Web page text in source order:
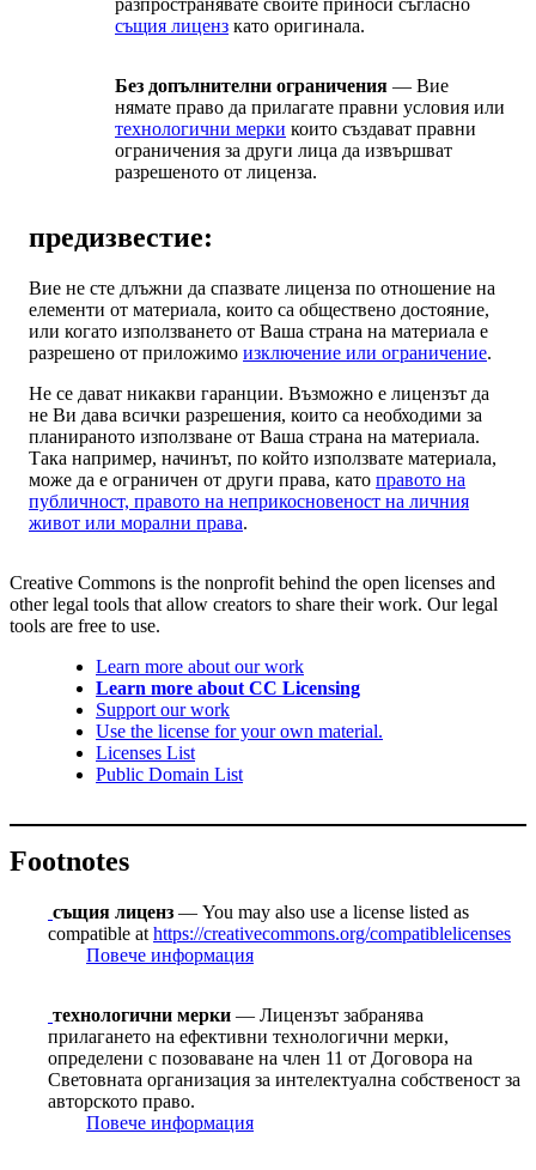
разпространявате своите приноси съгласно
същия лиценз като оригинала.
Без допълнителни ограничения — Вие
нямате право да прилагате правни условия или
технологични мерки които създават правни
ограничения за други лица да извършват
разрешеното от лиценза.
предизвестие:
Вие не сте длъжни да спазвате лиценза по отношение на
елементи от материала, които са обществено достояние,
или когато използването от Ваша страна на материала е
разрешено от приложимо изключение или ограничение.
Не се дават никакви гаранции. Възможно е лицензът да
не Ви дава всички разрешения, които са необходими за
планираното използване от Ваша страна на материала.
Така например, начинът, по който използвате материала,
може да е ограничен от други права, като правото на
публичност, правото на неприкосновеност на личния
живот или морални права.
Creative Commons is the nonprofit behind the open licenses and
other legal tools that allow creators to share their work. Our legal
tools are free to use.
Learn more about our work
Learn more about CC Licensing
Support our work
Use the license for your own material.
Licenses List
Public Domain List
Footnotes
същия лиценз — You may also use a license listed as
compatible at https://creativecommons.org/compatiblelicenses
Повече информация
технологични мерки — Лицензът забранява
прилагането на ефективни технологични мерки,
определени с позоваване на член 11 от Договорa на
Световната организация за интелектуална собственост за
авторското право.
Повече информация